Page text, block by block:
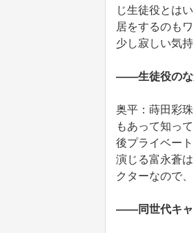
じ生徒役とは
居をするのも
少し寂しい気
――生徒役のな
奥平：蒔田彩
もあって知っ
後プライベー
演じる富永蒼
クターなので
――同世代キャ